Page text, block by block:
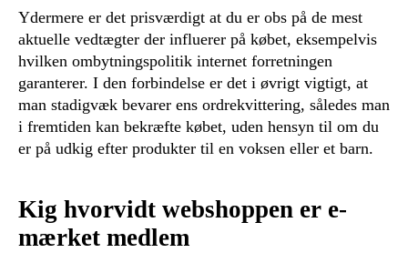
Ydermere er det prisværdigt at du er obs på de mest
aktuelle vedtægter der influerer på købet, eksempelvis
hvilken ombytningspolitik internet forretningen
garanterer. I den forbindelse er det i øvrigt vigtigt, at
man stadigvæk bevarer ens ordrekvittering, således man
i fremtiden kan bekræfte købet, uden hensyn til om du
er på udkig efter produkter til en voksen eller et barn.
Kig hvorvidt webshoppen er e-
mærket medlem